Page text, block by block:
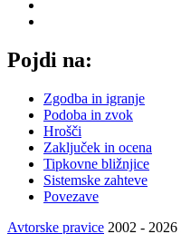
Pojdi na:
Zgodba in igranje
Podoba in zvok
Hrošči
Zaključek in ocena
Tipkovne bližnjice
Sistemske zahteve
Povezave
Avtorske pravice 2002 - 2026